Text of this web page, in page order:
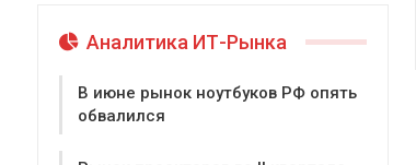
Аналитика ИТ-Рынка
В июне рынок ноутбуков РФ опять
обвалился